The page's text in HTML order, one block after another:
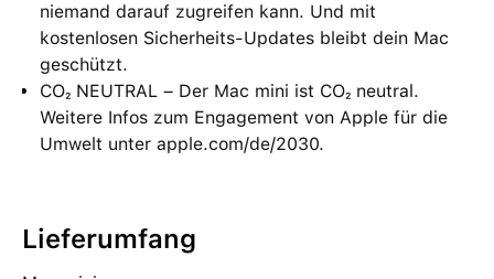
niemand darauf zugreifen kann. Und mit
kostenlosen Sicherheits-Updates bleibt dein Mac
geschützt.
CO₂ NEUTRAL – Der Mac mini ist CO₂ neutral.
Weitere Infos zum Engagement von Apple für die
Umwelt unter apple.com/de/2030.
Lieferumfang